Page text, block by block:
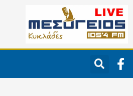
F
a
c